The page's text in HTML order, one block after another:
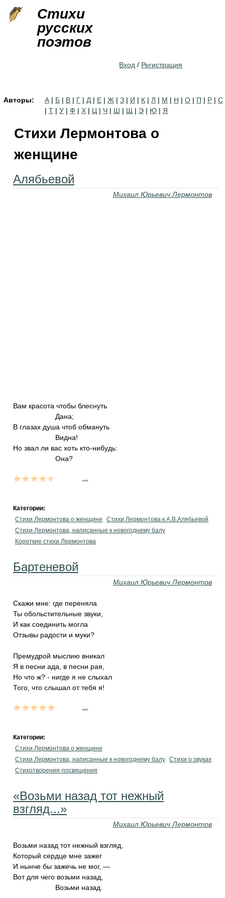
Стихи
русских
поэтов
Вход / Регистрация
Авторы: А | Б | В | Г | Д | Е | Ж | З | И | К | Л | М | Н | О | П | Р | С
| Т | У | Ф | Х | Ц | Ч | Ш | Щ | Э | Ю | Я
Стихи Лермонтова о
женщине
Алябьевой
Михаил Юрьевич Лермонтов
Вам красота чтобы блеснуть
Дана;
В глазах душа чтоб обмануть
Видна!
Но звал ли вас хоть кто-нибудь:
Она?
Категории:
Стихи Лермонтова о женщине
Стихи Лермонтова к А.В.Алябьевой
Стихи Лермонтова, написанные к новогоднему балу
Короткие стихи Лермонтова
Бартеневой
Михаил Юрьевич Лермонтов
Скажи мне: где переняла
Ты обольстительные звуки,
И как соединить могла
Отзывы радости и муки?
Премудрой мыслию вникал
Я в песни ада, в песни рая,
Но что ж? - нигде я не слыхал
Того, что слышал от тебя я!
Категории:
Стихи Лермонтова о женщине
Стихи Лермонтова, написанные к новогоднему балу Стихи о звуках
Стихотворения-посвящения
«Возьми назад тот нежный
взгляд...»
Михаил Юрьевич Лермонтов
Возьми назад тот нежный взгляд,
Который сердце мне зажег
И нынче бы зажечь не мог, —
Вот для чего возьми назад,
Возьми назад.